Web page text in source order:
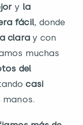
y la
fácil, donde
claray con
muchas
del
casi